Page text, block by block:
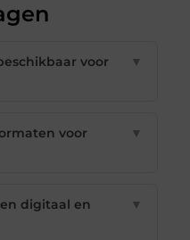
voor
▼
voor
▼
digitaal en
▼